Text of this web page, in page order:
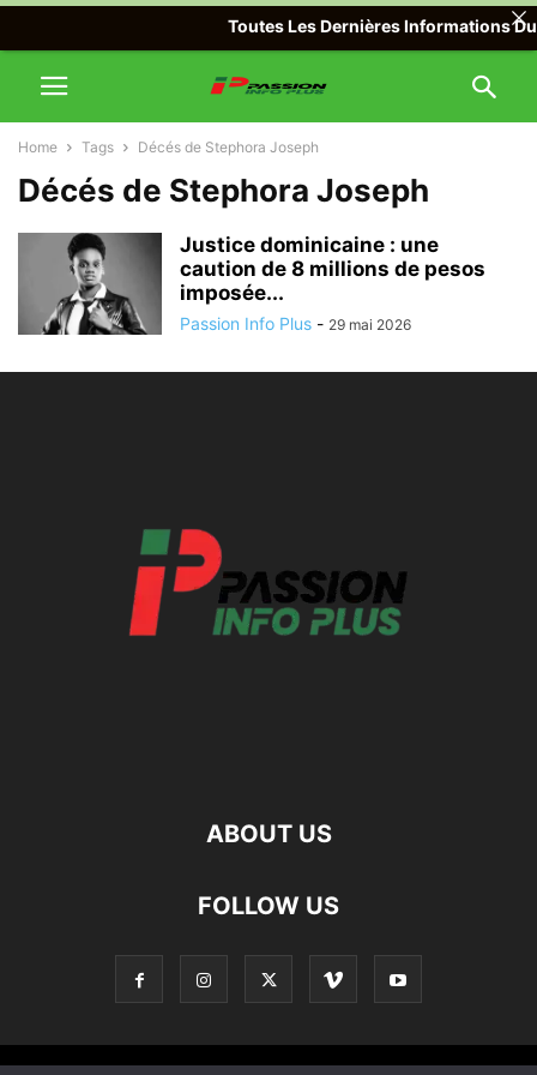
Home Tags Décés de Stephora Joseph
Décés de Stephora Joseph
Justice dominicaine : une
caution de 8 millions de pesos
imposée...
Passion Info Plus - 29 mai 2026
ABOUT US
FOLLOW US
Toutes Les Dernières Informations